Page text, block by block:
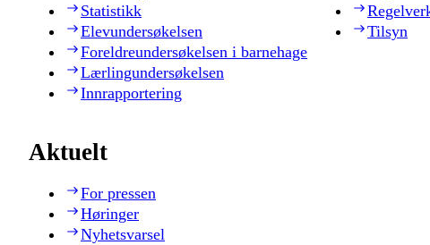
Statistikk
Elevundersøkelsen
Foreldreundersøkelsen i barnehage
Lærlingundersøkelsen
Innrapportering
Tilsyn
Aktuelt
For pressen
Høringer
Nyhetsvarsel